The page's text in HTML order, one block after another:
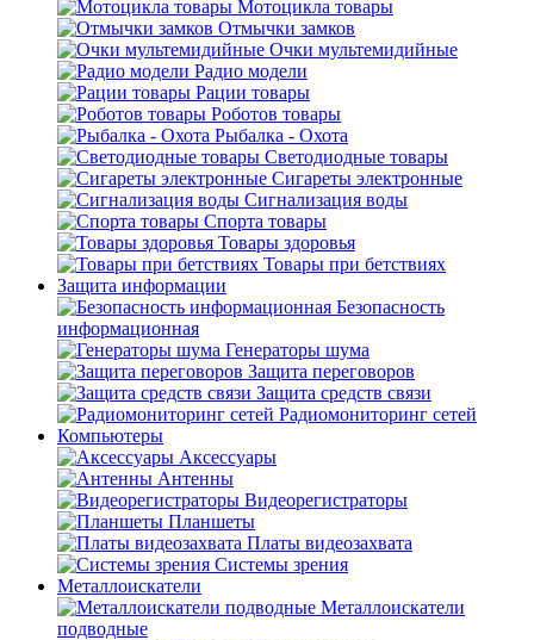
Мотоцикла товары
Отмычки замков
Очки мультемидийные
Радио модели
Рации товары
Роботов товары
Рыбалка - Охота
Светодиодные товары
Сигареты электронные
Сигнализация воды
Спорта товары
Товары здоровья
Товары при бетствиях
Защита информации
Безопасность
информационная
Генераторы шума
Защита переговоров
Защита средств связи
Радиомониторинг сетей
Компьютеры
Аксессуары
Антенны
Видеорегистраторы
Планшеты
Платы видеозахвата
Системы зрения
Металлоискатели
Металлоискатели
подводные